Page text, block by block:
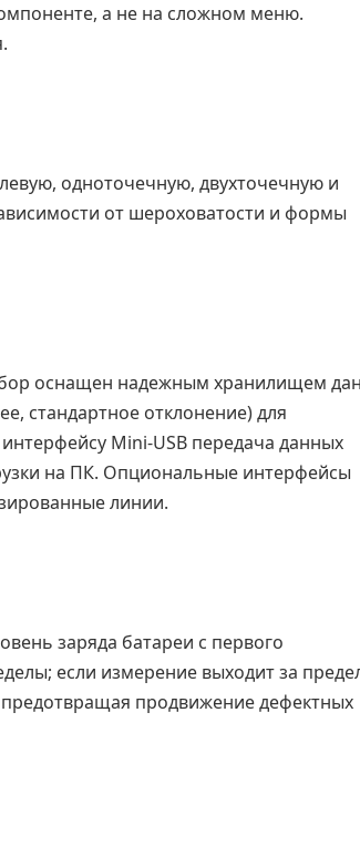
а не на сложном меню.
одноточечную, двухточечную и
от шероховатости и формы
оснащен надежным хранилищем
стандартное отклонение) для
Mini-USB передача данных
на ПК. Опциональные интерфейсы
линии.
заряда батареи с первого
если измерение выходит за
предотвращая продвижение дефектных